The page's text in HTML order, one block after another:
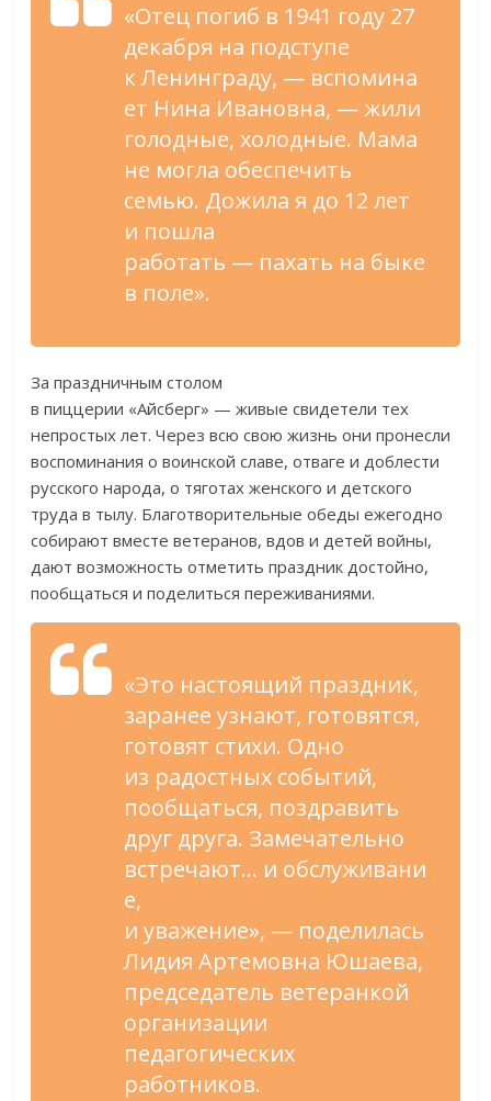
«Отец погиб в 1941 году 27
декабря на подступе
к Ленинграду, — вспомина
ет Нина Ивановна, —жили
голодные, холодные. Мама
не могла обеспечить
семью. Дожила я до 12 лет
и пошла
работать — пахать на быке
в поле».
За праздничным столом
в пиццерии «Айсберг» — живые свидетели тех
непростых лет. Через всю свою жизнь они пронесли
воспоминания о воинской славе, отваге и доблести
русского народа, о тяготах женского и детского
труда в тылу. Благотворительные обеды ежегодно
собирают вместе ветеранов, вдов и детей войны,
дают возможность отметить праздник достойно,
пообщаться и поделиться переживаниями.
«Это настоящий праздник,
заранее узнают, готовятся,
готовят стихи. Одно
из радостных событий,
пообщаться, поздравить
друг друга. Замечательно
встречают… и обслуживани
е,
и уважение», — поделилась
Лидия Артемовна Юшаева,
председатель ветеранкой
организации
педагогических
работников.